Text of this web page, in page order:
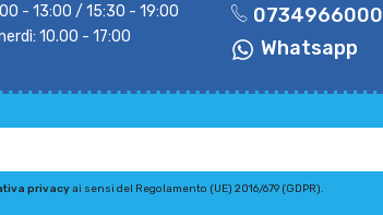
- 13:00 / 15:30 - 19:00
10.00 - 17:00
0734966000
Whatsapp
privacyai sensi del Regolamento (UE) 2016/679 (GDPR).